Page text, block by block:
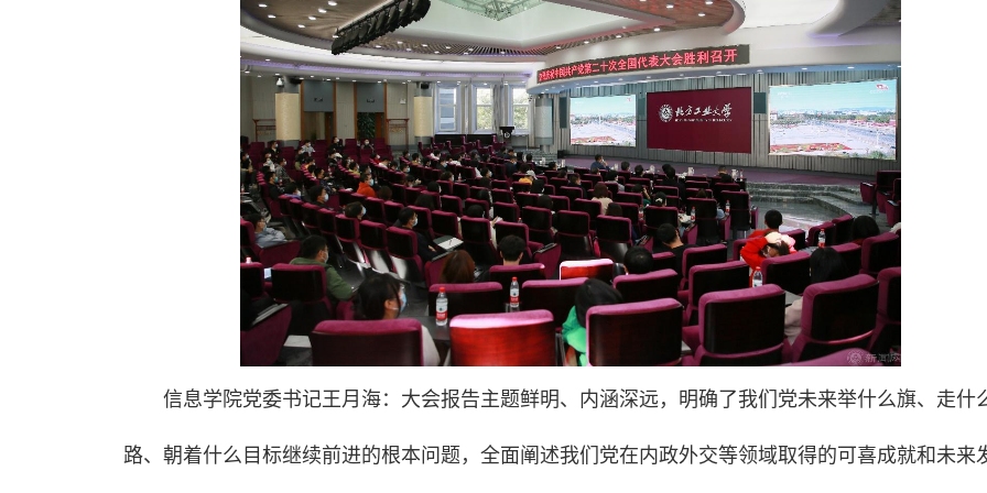
信息学院党委书记王月海：大会报告主题鲜明、内涵深远，明确了我们党未来举什么旗、走什
路、朝着什么目标继续前进的根本问题，全面阐述我们党在内政外交等领域取得的可喜成就和未来